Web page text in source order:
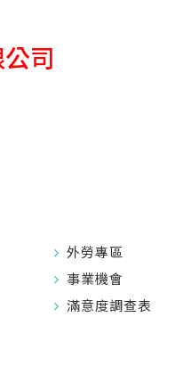
司
外勞專區
事業機會
滿意度調查表